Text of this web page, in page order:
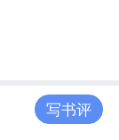
写书评